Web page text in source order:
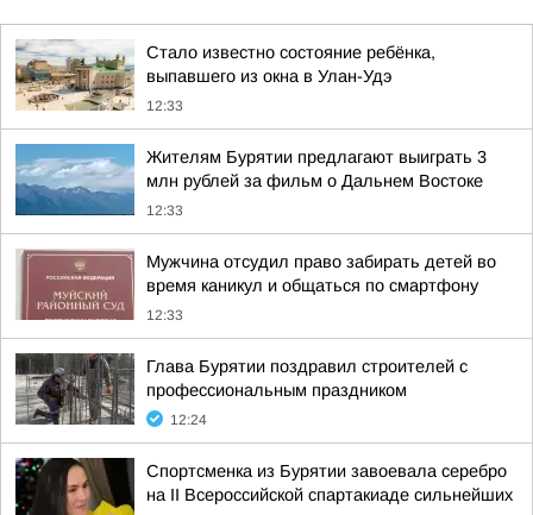
Стало известно состояние ребёнка,
выпавшего из окна в Улан-Удэ
12:33
Жителям Бурятии предлагают выиграть 3
млн рублей за фильм о Дальнем Востоке
12:33
Мужчина отсудил право забирать детей во
время каникул и общаться по смартфону
12:33
Глава Бурятии поздравил строителей с
профессиональным праздником
12:24
Спортсменка из Бурятии завоевала серебро
на II Всероссийской спартакиаде сильнейших